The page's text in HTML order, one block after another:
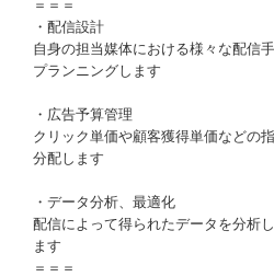
＝＝＝
・配信設計
自身の担当媒体における様々な配信
プランニングします
・広告予算管理
クリック単価や顧客獲得単価などの
分配します
・データ分析、最適化
配信によって得られたデータを分析
ます
＝＝＝